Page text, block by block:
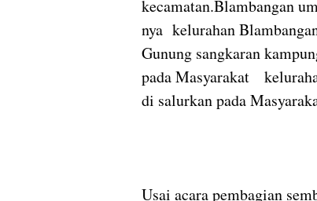
kecamatan.Blambangan
nya kelurahan
Gunung sangkaran
pada Masyarakat
di salurkan pada
Usai acara pembagian